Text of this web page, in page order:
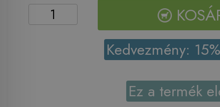
Kedvezmény:
Ez a termék